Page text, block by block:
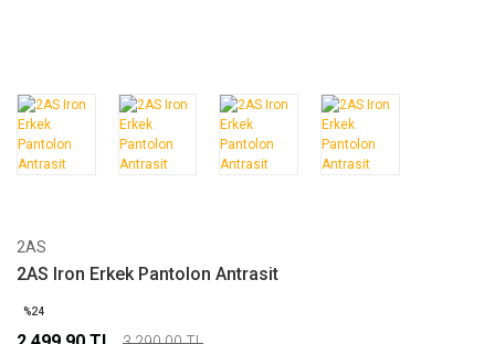
2AS
2AS Iron Erkek Pantolon Antrasit
%24